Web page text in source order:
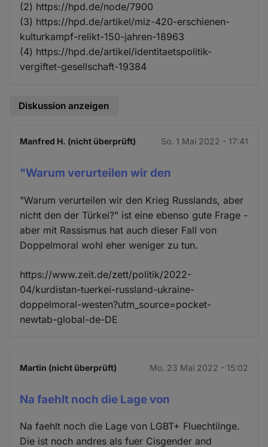
(2) https://hpd.de/node/7900
(3) https://hpd.de/artikel/miz-420-erschienen-
kulturkampf-relikt-150-jahren-18963
(4) https://hpd.de/artikel/identitaetspolitik-
vergiftet-gesellschaft-19384
Diskussion anzeigen
Manfred H. (nicht überprüft) So. 1 Mai 2022 - 17:41
"Warum verurteilen wir den
"Warum verurteilen wir den Krieg Russlands, aber
nicht den der Türkei?" ist eine ebenso gute Frage -
aber mit Rassismus hat auch dieser Fall von
Doppelmoral wohl eher weniger zu tun.
https://www.zeit.de/zett/politik/2022-
04/kurdistan-tuerkei-russland-ukraine-
doppelmoral-westen?utm_source=pocket-
newtab-global-de-DE
Martin (nicht überprüft) Mo. 23 Mai 2022 - 15:02
Na faehlt noch die Lage von
Na faehlt noch die Lage von LGBT+ Fluechtilnge.
Die ist noch andres als fuer Cisgender and